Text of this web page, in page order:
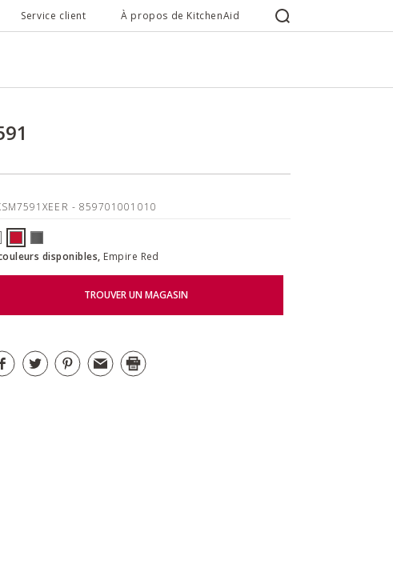
Service client À propos de KitchenAid
- 859701001010
disponibles, Empire Red
TROUVER UN MAGASIN